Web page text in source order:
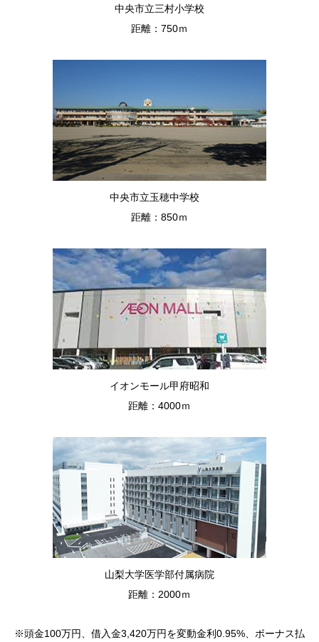
中央市立三村小学校
距離：750ｍ
中央市立玉穂中学校
距離：850ｍ
イオンモール甲府昭和
距離：4000ｍ
山梨大学医学部付属病院
距離：2000ｍ
※頭金100万円、借入金3,420万円を変動金利0.95%、ボーナス払